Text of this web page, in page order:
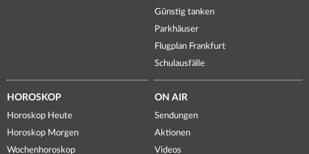
Günstig tanken
Parkhäuser
Flugplan Frankfurt
Schulausfälle
HOROSKOP
Horoskop Heute
Horoskop Morgen
Wochenhoroskop
ON AIR
Sendungen
Aktionen
Videos